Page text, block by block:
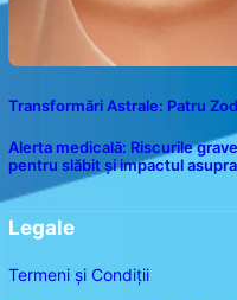
Transformări Astrale: Patru
Alerta medicală: Riscurile
pentru slăbit și impactul
Legale
Termeni și Condiții